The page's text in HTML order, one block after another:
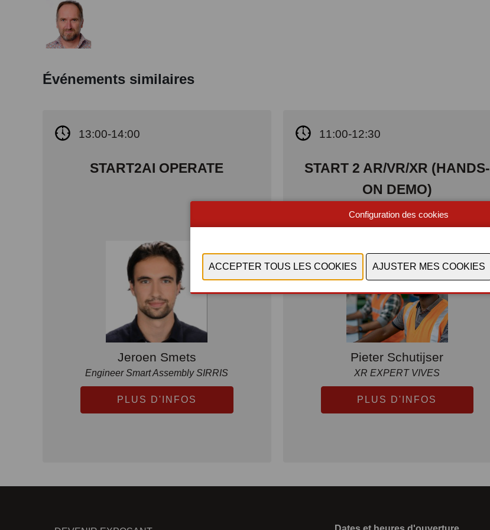
Événements similaires
13:00-14:00
START2AI OPERATE
Jeroen Smets
Engineer Smart Assembly SIRRIS
PLUS D'INFOS
11:00-12:30
START 2 AR/VR/XR (HANDS-
ON DEMO)
i.s.m. XRValley
Pieter Schutijser
XR EXPERT VIVES
PLUS D'INFOS
Configuration des cookies